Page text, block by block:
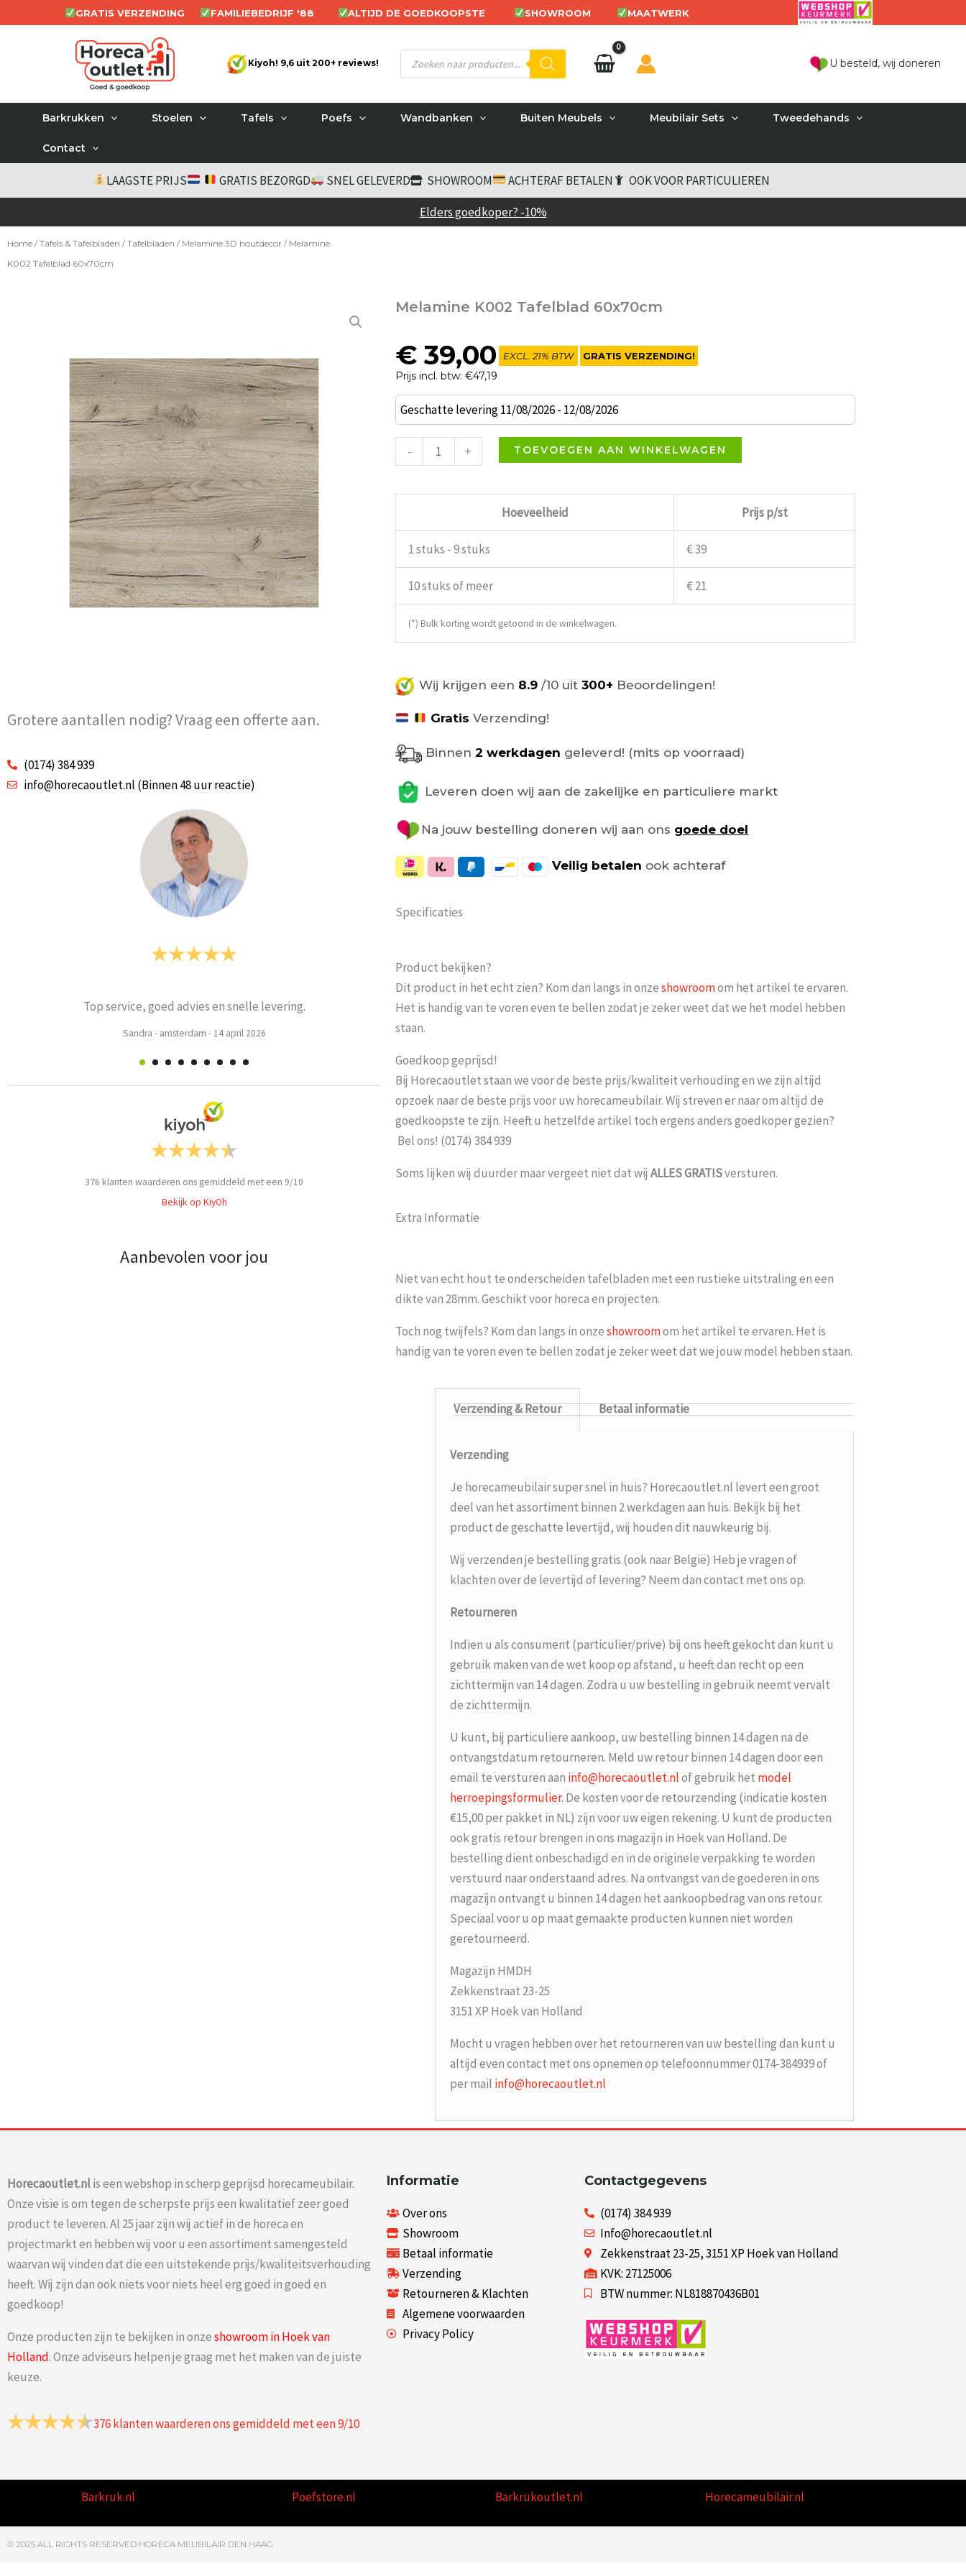
naar
GRATIS VERZENDING FAMILIEBEDRIJF '88 ALTIJD DE GOEDKOOPSTE SHOWROOM MAATWERK
Kiyoh! 9,6 uit 200+ reviews!
Producten
zoeken U besteld, wij doneren
Barkrukken Stoelen Tafels Poefs Wandbanken Buiten Meubels Meubilair Sets Tweedehands
Contact
LAAGSTE PRIJS GRATIS BEZORGD SNEL GELEVERD SHOWROOM ACHTERAF BETALEN
OOK VOOR PARTICULIEREN
Elders goedkoper? -10%
Home / Tafels & Tafelbladen / Tafelbladen / Melamine 3D houtdecor / Melamine
K002 Tafelblad 60x70cm
Grotere aantallen nodig? Vraag een offerte aan.
(0174) 384 939
info@horecaoutlet.nl (Binnen 48 uur reactie)
Prima
Weets mieke -Turnhout-3 maart 2026
Probeer het nog sneller te laten bezorgen Nu minimaal 2 weken erop
moeten wachten En pakketdienst DHL moet er iets meer met [...]
Goed bereikbaar en op mijn vraag
376 klanten waarderen ons gemiddeld met een 9/10
Bekijk op KiyOh
Aanbevolen voor jou
Melamine K002 Tafelblad 60x70cm
€ 39,00
Prijs incl. btw: €47,19
EXCL. 21% BTW GRATIS VERZENDING!
Geschatte levering 11/08/2026 - 12/08/2026
-
Melamine
K002
Tafelblad
60x70cm
+ TOEVOEGEN AAN WINKELWAGEN
Hoeveelheid Prijs p/st
1 stuks - 9 stuks € 39
10 stuks of meer € 21
(*) Bulk korting wordt getoond in de winkelwagen.
Wij krijgen een 8.9 /10 uit 300+ Beoordelingen!
Gratis Verzending!
Binnen 2 werkdagen geleverd! (mits op voorraad)
Leveren doen wij aan de zakelijke en particuliere markt
Na jouw bestelling doneren wij aan ons goede doel
Veilig betalen ook achteraf
Specificaties
Product bekijken?
Dit product in het echt zien? Kom dan langs in onzeshowroomom het artikel te ervaren.
Het is handig van te voren even te bellen zodat je zeker weet dat we het model hebben
staan.
Goedkoop geprijsd!
Bij Horecaoutlet staan we voor de beste prijs/kwaliteit verhouding en we zijn altijd
opzoek naar de beste prijs voor uw horecameubilair. Wij streven er naar om altijd de
goedkoopste te zijn. Heeft u hetzelfde artikel toch ergens anders goedkoper gezien?
Bel ons! (0174) 384 939
Soms lijken wij duurder maar vergeet niet dat wij ALLESGRATISversturen.
Extra Informatie
Niet van echt hout te onderscheiden tafelbladen met een rustieke uitstraling en een
dikte van 28mm. Geschikt voor horeca en projecten.
Toch nog twijfels? Kom dan langs in onzeshowroomom het artikel te ervaren. Het is
handig van te voren even te bellen zodat je zeker weet dat we jouw model hebben staan.
Verzending & Retour Betaal informatie
Verzending
Je horecameubilair super snel in huis? Horecaoutlet.nl levert een groot
deel van het assortiment binnen 2 werkdagen aan huis. Bekijk bij het
product de geschatte levertijd, wij houden dit nauwkeurig bij.
Wij verzenden je bestelling gratis (ook naar België) Heb je vragen of
klachten over de levertijd of levering? Neem dan contact met ons op.
Retourneren
Indien u als consument (particulier/prive) bij ons heeft gekocht dan kunt u
gebruik maken van de wet koop op afstand, u heeft dan recht op een
zichttermijn van 14 dagen. Zodra u uw bestelling in gebruik neemt vervalt
de zichttermijn.
U kunt, bij particuliere aankoop, uw bestelling binnen 14 dagen na de
ontvangstdatum retourneren. Meld uw retour binnen 14 dagen door een
email te versturen aan info@horecaoutlet.nlof gebruik het model
herroepingsformulier. De kosten voor de retourzending (indicatie kosten
€15,00 per pakket in NL) zijn voor uw eigen rekening. U kunt de producten
ook gratis retour brengen in ons magazijn in Hoek van Holland. De
bestelling dient onbeschadigd en in de originele verpakking te worden
verstuurd naar onderstaand adres. Na ontvangst van de goederen in ons
magazijn ontvangt u binnen 14 dagen het aankoopbedrag van ons retour.
Speciaal voor u op maat gemaakte producten kunnen niet worden
geretourneerd.
Magazijn HMDH
Zekkenstraat 23-25
3151 XP Hoek van Holland
Mocht u vragen hebben over het retourneren van uw bestelling dan kunt u
altijd even contact met ons opnemen op telefoonnummer 0174-384939 of
per mail info@horecaoutlet.nl
Horecaoutlet.nlis een webshop in scherp geprijsd horecameubilair.
Onze visie is om tegen de scherpste prijs een kwalitatief zeer goed
product te leveren. Al 25 jaar zijn wij actief in de horeca en
projectmarkt en hebben wij voor u een assortiment samengesteld
waarvan wij vinden dat die een uitstekende prijs/kwaliteitsverhouding
heeft. Wij zijn dan ook niets voor niets heel erg goed in goed en
goedkoop!
Onze producten zijn te bekijken in onzeshowroom in Hoek van
Holland. Onze adviseurs helpen je graag met het maken van de juiste
keuze.
376klanten waarderen ons gemiddeld met een9/10
Informatie
Over ons
Showroom
Betaal informatie
Verzending
Retourneren & Klachten
Algemene voorwaarden
Privacy Policy
Contactgegevens
(0174) 384 939
Info@horecaoutlet.nl
Zekkenstraat 23-25, 3151 XP Hoek van Holland
KVK: 27125006
BTW nummer: NL818870436B01
Barkruk.nl Poefstore.nl Barkrukoutlet.nl Horecameubilair.nl
© 2025 ALL RIGHTS RESERVED HORECA MEUBILAIR DEN HAAG